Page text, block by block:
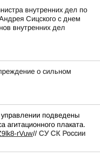
внутренних дел по
Сицского с днем
внутренних дел
о сильном
подведены
агитационного плаката.
rVuw// СУ СК России